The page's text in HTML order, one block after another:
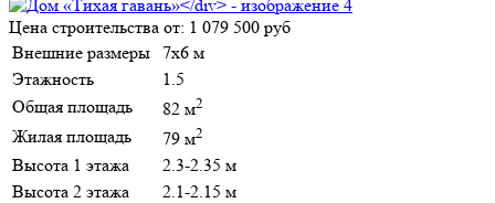
Цена строительства от: 1 079 500 руб
Внешние размеры 7х6 м
Этажность
1.5
Общая площадь
82 м2
Жилая площадь 79 м2
Высота 1 этажа
2.3-2.35 м
Высота 2 этажа
2.1-2.15 м